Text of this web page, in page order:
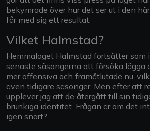
bekymrade över hur det ser ut i den
får med sig ett resultat.
Vilket Halmstad?
Hemmalaget Halmstad fortsätter som
senaste säsongerna att försöka lägga
mer offensiva och framåtlutade nu,
även tidigare säsonger. Men efter att
upplever jag att de återgått till sin
brunkiga identitet. Frågan är om det
igen snart?